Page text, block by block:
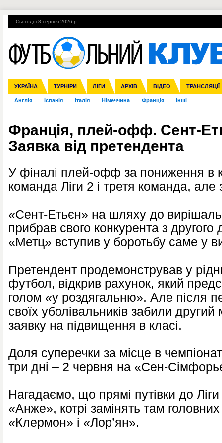
Сьогодні 8 серпня 2026 р.
УКРАЇНА ТУРНІРИ ЛІГИ АРХІВ ВІДЕО ТРАНСЛЯЦІЇ
Збірна Прем'єр-ліга Перша ліга Друга ліга Кубок України
Ліга чемпіонів Ліга Європи Міжнародні Ліга націй Ліга
Англія Іспанія Італія Німеччина Франція Інші
ЧС-2014 ЄВРО-2016 Росія Кубок конфедерацій ЧЄ-2015 (U-
Гарячі теми УПЛ, 2-й тур ВІЙНА УПЛ-ПЕРЕХОДИ
Франція, плей-офф. Сент-
Заявка від претендента
У фіналі плей-офф за пониження в
команда Ліги 2 і третя команда, але
«Сент-Етьєн» на шляху до
прибрав свого конкурента з другого
«Метц» вступив у боротьбу саме у
Претендент продемонстрував у
футбол, відкрив рахунок, який
голом «у роздягальню». Але після
своїх уболівальників забили
заявку на підвищення в класі.
Доля суперечки за місце в
три дні – 2 червня на «Сен-
Нагадаємо, що прямі путівки до
«Анже», котрі замінять там
«Клермон» і «Лор’ян».